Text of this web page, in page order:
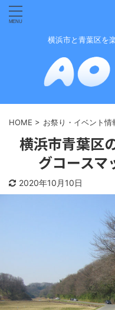
横浜市と青葉区を
HOME > お祭り・イベント情
横浜市青葉区
グコースマ
2020年10月10日